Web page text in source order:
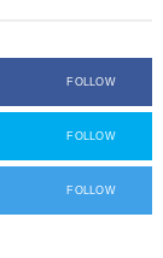
FOLLOW
FOLLOW
FOLLOW